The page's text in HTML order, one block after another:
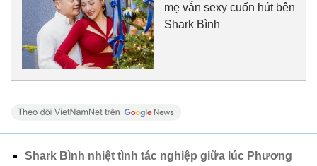
mẹ vẫn sexy cuốn hút bên
Shark Bình
Shark Bình nhiệt tình tác nghiệp giữa lúc Phương